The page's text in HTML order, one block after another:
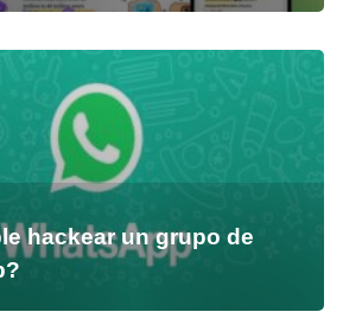
hackear un grupo de